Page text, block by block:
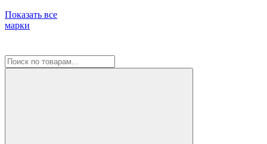
Показать все
марки